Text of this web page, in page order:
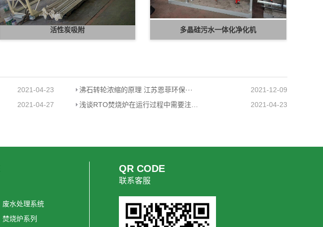
活性炭吸附 多晶硅污水一体化净化机
2021-04-23 沸石转轮浓缩的原理 江苏恩菲环保···
2021-12-09
2021-04-27 2021-04-23
废水处理系统
焚烧炉系列
QR CODE
联系客服